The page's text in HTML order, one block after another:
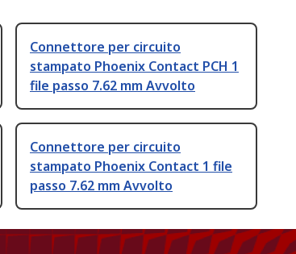
Connettore per circuito
stampato Phoenix Contact PCH 1
file passo 7.62 mm Avvolto
Connettore per circuito
stampato Phoenix Contact 1 file
passo 7.62 mm Avvolto